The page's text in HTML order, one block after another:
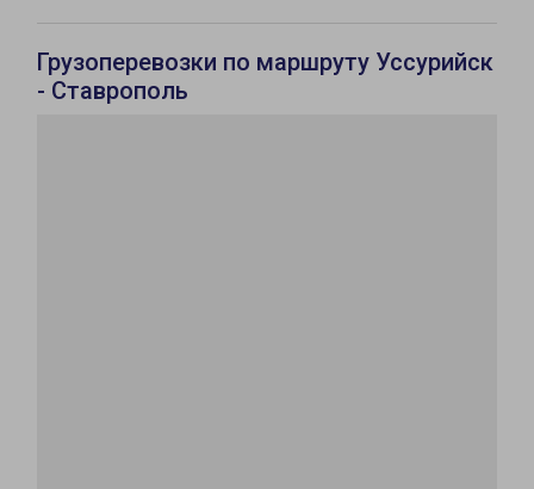
Грузоперевозки по маршруту Уссурийск
- Ставрополь